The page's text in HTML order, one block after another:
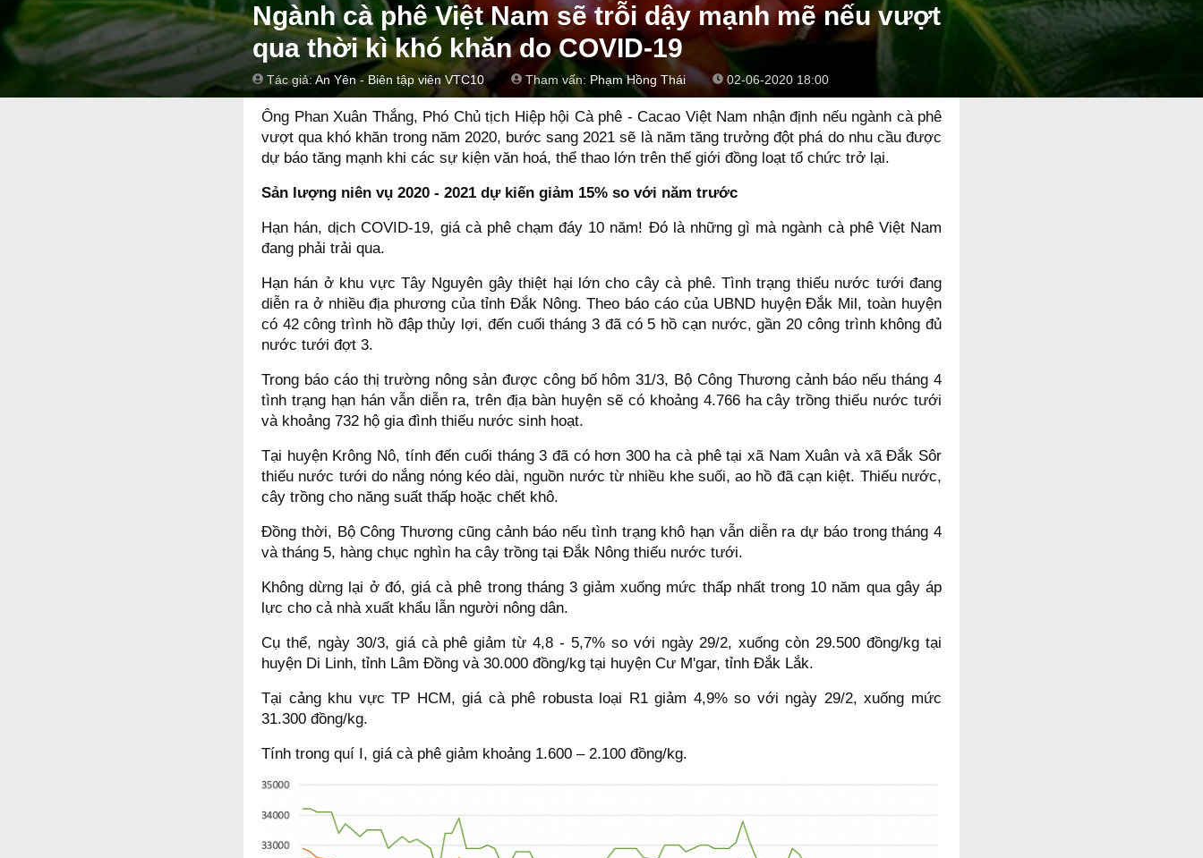
Ngành cà phê Việt Nam sẽ trỗi dậy mạnh mẽ nếu vượt
qua thời kì khó khăn do COVID-19
Tác giả:An Yên - Biên tập viên VTC10 Tham vấn: Phạm Hồng Thái 02-06-2020 18:00
Ông Phan Xuân Thắng, Phó Chủ tịch Hiệp hội Cà phê - Cacao Việt Nam nhận định nếu ngành cà phê
vượt qua khó khăn trong năm 2020, bước sang 2021 sẽ là năm tăng trưởng đột phá do nhu cầu được
dự báo tăng mạnh khi các sự kiện văn hoá, thể thao lớn trên thế giới đồng loạt tổ chức trở lại.
Sản lượng niên vụ 2020 - 2021 dự kiến giảm 15% so với năm trước
Hạn hán, dịch COVID-19, giá cà phê chạm đáy 10 năm! Đó là những gì mà ngành cà phê Việt Nam
đang phải trải qua.
Hạn hán ở khu vực Tây Nguyên gây thiệt hại lớn cho cây cà phê. Tình trạng thiếu nước tưới đang
diễn ra ở nhiều địa phương của tỉnh Đắk Nông. Theo báo cáo của UBND huyện Đắk Mil, toàn huyện
có 42 công trình hồ đập thủy lợi, đến cuối tháng 3 đã có 5 hồ cạn nước, gần 20 công trình không đủ
nước tưới đợt 3.
Trong báo cáo thị trường nông sản được công bố hôm 31/3, Bộ Công Thương cảnh báo nếu tháng 4
tình trạng hạn hán vẫn diễn ra, trên địa bàn huyện sẽ có khoảng 4.766 ha cây trồng thiếu nước tưới
và khoảng 732 hộ gia đình thiếu nước sinh hoạt.
Tại huyện Krông Nô, tính đến cuối tháng 3 đã có hơn 300 ha cà phê tại xã Nam Xuân và xã Đắk Sôr
thiếu nước tưới do nắng nóng kéo dài, nguồn nước từ nhiều khe suối, ao hồ đã cạn kiệt. Thiếu nước,
cây trồng cho năng suất thấp hoặc chết khô.
Đồng thời, Bộ Công Thương cũng cảnh báo nếu tình trạng khô hạn vẫn diễn ra dự báo trong tháng 4
và tháng 5, hàng chục nghìn ha cây trồng tại Đắk Nông thiếu nước tưới.
Không dừng lại ở đó, giá cà phê trong tháng 3 giảm xuống mức thấp nhất trong 10 năm qua gây áp
lực cho cả nhà xuất khẩu lẫn người nông dân.
Cụ thể, ngày 30/3, giá cà phê giảm từ 4,8 - 5,7% so với ngày 29/2, xuống còn 29.500 đồng/kg tại
huyện Di Linh, tỉnh Lâm Đồng và 30.000 đồng/kg tại huyện Cư M'gar, tỉnh Đắk Lắk.
Tại cảng khu vực TP HCM, giá cà phê robusta loại R1 giảm 4,9% so với ngày 29/2, xuống mức
31.300 đồng/kg.
Tính trong quí I, giá cà phê giảm khoảng 1.600 – 2.100 đồng/kg.